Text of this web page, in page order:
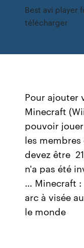
Best avi player
télécharger
Pour ajouter
Minecraft
pouvoir
les
devez être
n'a pas été
… Minecraft :
arc à visée
le monde